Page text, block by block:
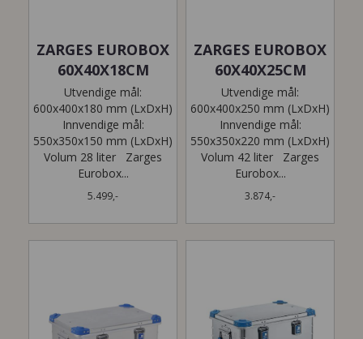
ZARGES EUROBOX
60X40X18CM
Utvendige mål:
600x400x180 mm (LxDxH)
Innvendige mål:
550x350x150 mm (LxDxH)
Volum 28 liter Zarges
Eurobox...
5.499,-
ZARGES EUROBOX
60X40X25CM
Utvendige mål:
600x400x250 mm (LxDxH)
Innvendige mål:
550x350x220 mm (LxDxH)
Volum 42 liter Zarges
Eurobox...
3.874,-